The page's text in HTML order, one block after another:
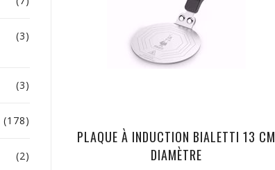
PLAQUE À INDUCTION BIALETTI 13 CM
DIAMÈTRE
(3)
(3)
(178)
(2)